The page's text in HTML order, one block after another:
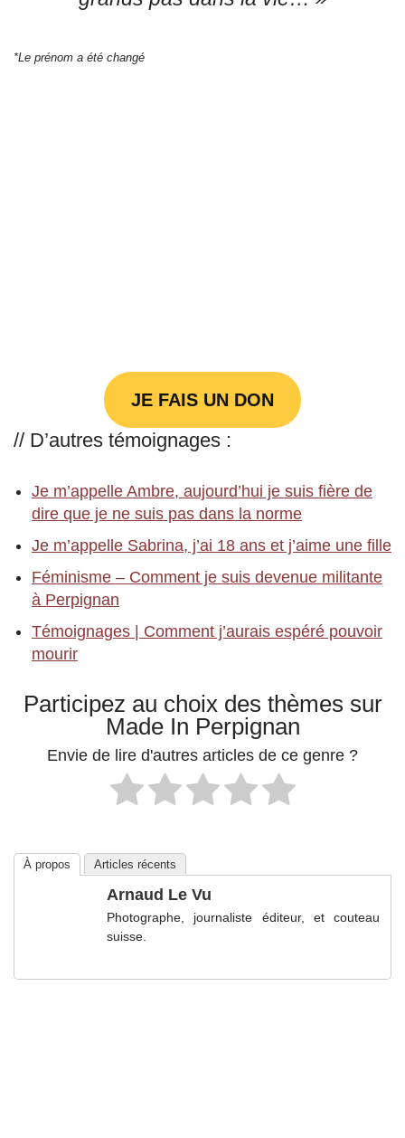
*Le prénom a été changé
JE FAIS UN DON
// D’autres témoignages :
Je m’appelle Ambre, aujourd’hui je suis fière de
dire que je ne suis pas dans la norme
Je m’appelle Sabrina, j’ai 18 ans et j’aime une fille
Féminisme – Comment je suis devenue militante
à Perpignan
Témoignages | Comment j’aurais espéré pouvoir
mourir
Participez au choix des thèmes sur
Made In Perpignan
Envie de lire d'autres articles de ce genre ?
À propos Articles récents
Arnaud Le Vu
Photographe, journaliste éditeur, et couteau
suisse.